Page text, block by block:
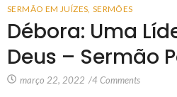
SERMÃO EM JUÍZES, SERMÕES
Débora: Uma
Deus – Sermão
março 22, 2022 /4 Comments